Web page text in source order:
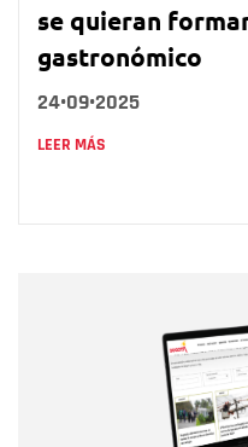
se quieran
gastronómico
24•09•2025
LEER MÁS
Correo electrónico